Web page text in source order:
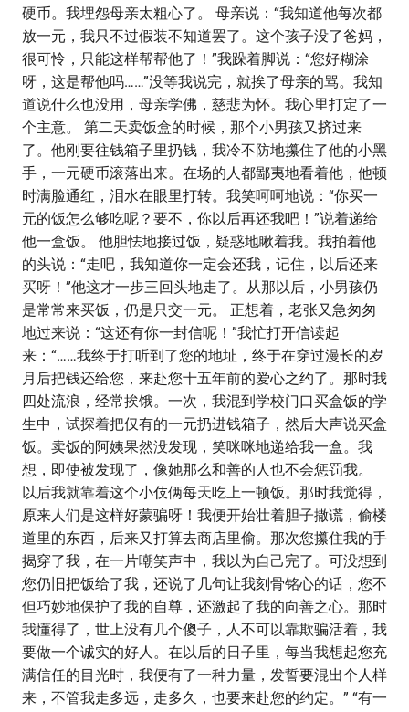
硬币。我埋怨母亲太粗心了。 母亲说：“我知道他每次都
放一元，我只不过假装不知道罢了。这个孩子没了爸妈，
很可怜，只能这样帮帮他了！”我跺着脚说：“您好糊涂
呀，这是帮他吗……”没等我说完，就挨了母亲的骂。我知
道说什么也没用，母亲学佛，慈悲为怀。我心里打定了一
个主意。 第二天卖饭盒的时候，那个小男孩又挤过来
了。他刚要往钱箱子里扔钱，我冷不防地攥住了他的小黑
手，一元硬币滚落出来。在场的人都鄙夷地看着他，他顿
时满脸通红，泪水在眼里打转。我笑呵呵地说：“你买一
元的饭怎么够吃呢？要不，你以后再还我吧！”说着递给
他一盒饭。 他胆怯地接过饭，疑惑地瞅着我。我拍着他
的头说：“走吧，我知道你一定会还我，记住，以后还来
买呀！”他这才一步三回头地走了。从那以后，小男孩仍
是常常来买饭，仍是只交一元。 正想着，老张又急匆匆
地过来说：“这还有你一封信呢！”我忙打开信读起
来：“……我终于打听到了您的地址，终于在穿过漫长的岁
月后把钱还给您，来赴您十五年前的爱心之约了。那时我
四处流浪，经常挨饿。一次，我混到学校门口买盒饭的学
生中，试探着把仅有的一元扔进钱箱子，然后大声说买盒
饭。卖饭的阿姨果然没发现，笑咪咪地递给我一盒。我
想，即使被发现了，像她那么和善的人也不会惩罚我。
以后我就靠着这个小伎俩每天吃上一顿饭。那时我觉得，
原来人们是这样好蒙骗呀！我便开始壮着胆子撒谎，偷楼
道里的东西，后来又打算去商店里偷。那次您攥住我的手
揭穿了我，在一片嘲笑声中，我以为自己完了。可没想到
您仍旧把饭给了我，还说了几句让我刻骨铭心的话，您不
但巧妙地保护了我的自尊，还激起了我的向善之心。那时
我懂得了，世上没有几个傻子，人不可以靠欺骗活着，我
要做一个诚实的好人。在以后的日子里，每当我想起您充
满信任的目光时，我便有了一种力量，发誓要混出个人样
来，不管我走多远，走多久，也要来赴您的约定。” “有一